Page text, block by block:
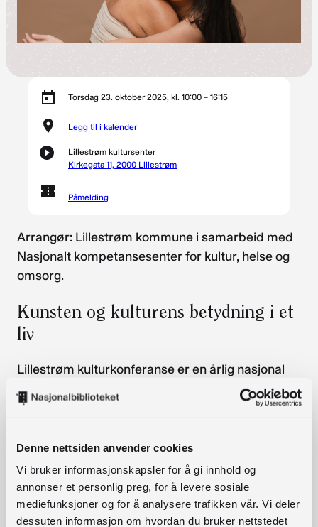
Denne nettsiden anvender cookies
Vi bruker informasjonskapsler for å gi innhold og
annonser et personlig preg, for å levere sosiale
mediefunksjoner og for å analysere trafikken vår. Vi deler
dessuten informasjon om hvordan du bruker nettstedet
Torsdag 23. oktober 2025, kl. 10:00 – 16:15
Legg til i kalender
Lillestrøm kultursenter
Kirkegata 11, 2000 Lillestrøm
Påmelding
Arrangør: Lillestrøm kommune i samarbeid med
Nasjonalt kompetansesenter for kultur, helse og
omsorg.
Kunsten og kulturens betydning i et
liv
Lillestrøm kulturkonferanse er en årlig nasjonal
kulturkonferanse som hvert år har et nytt
kulturtema på programmet. Årets tema er kunst,
kultur egentlig i menneskets liv?
Konferansen retter seg mot aktører innen kultur
og helse. Målgruppen er ansatte i stat og
kommune, kunstnere, kulturaktører og frivillige